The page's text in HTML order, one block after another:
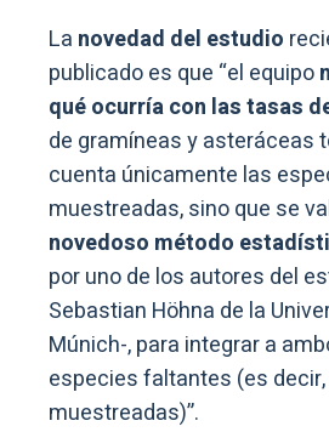
La novedad del estudio
publicado es que “el equipo
qué ocurría con las tasas
de gramíneas y asteráceas
cuenta únicamente las
muestreadas, sino que se
novedoso método
por uno de los autores del
Sebastian Höhna de la
Múnich-, para integrar a
especies faltantes (es
muestreadas)”.